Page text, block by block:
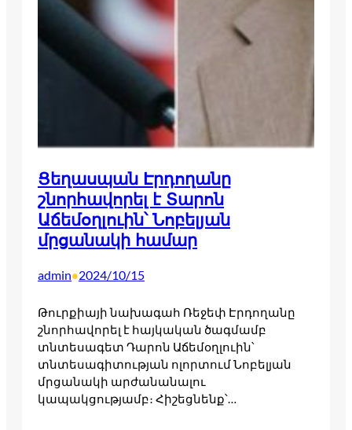
Ցեղասպան Էրդողանը
շնորհավորել է Տարոն
Աճեմօղլուին՝ Նոբելյան
մրցանակի համար
admin•2024/10/15
Թուրքիայի նախագահ Ռեջեփ Էրդողանը
շնորհավորել է հայկական ծագմամբ
տնտեսագետ Դարոն Աճեմօղլուին՝
տնտեսագիտության ոլորտում Նոբելյան
մրցանակի արժանանալու
կապակցությամբ։ Հիշեցնենք՝…